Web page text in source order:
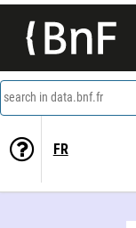
search in data.bnf.fr
FR